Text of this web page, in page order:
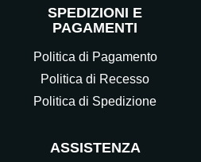
SPEDIZIONI E
PAGAMENTI
Politica di Pagamento
Politica di Recesso
Politica di Spedizione
ASSISTENZA